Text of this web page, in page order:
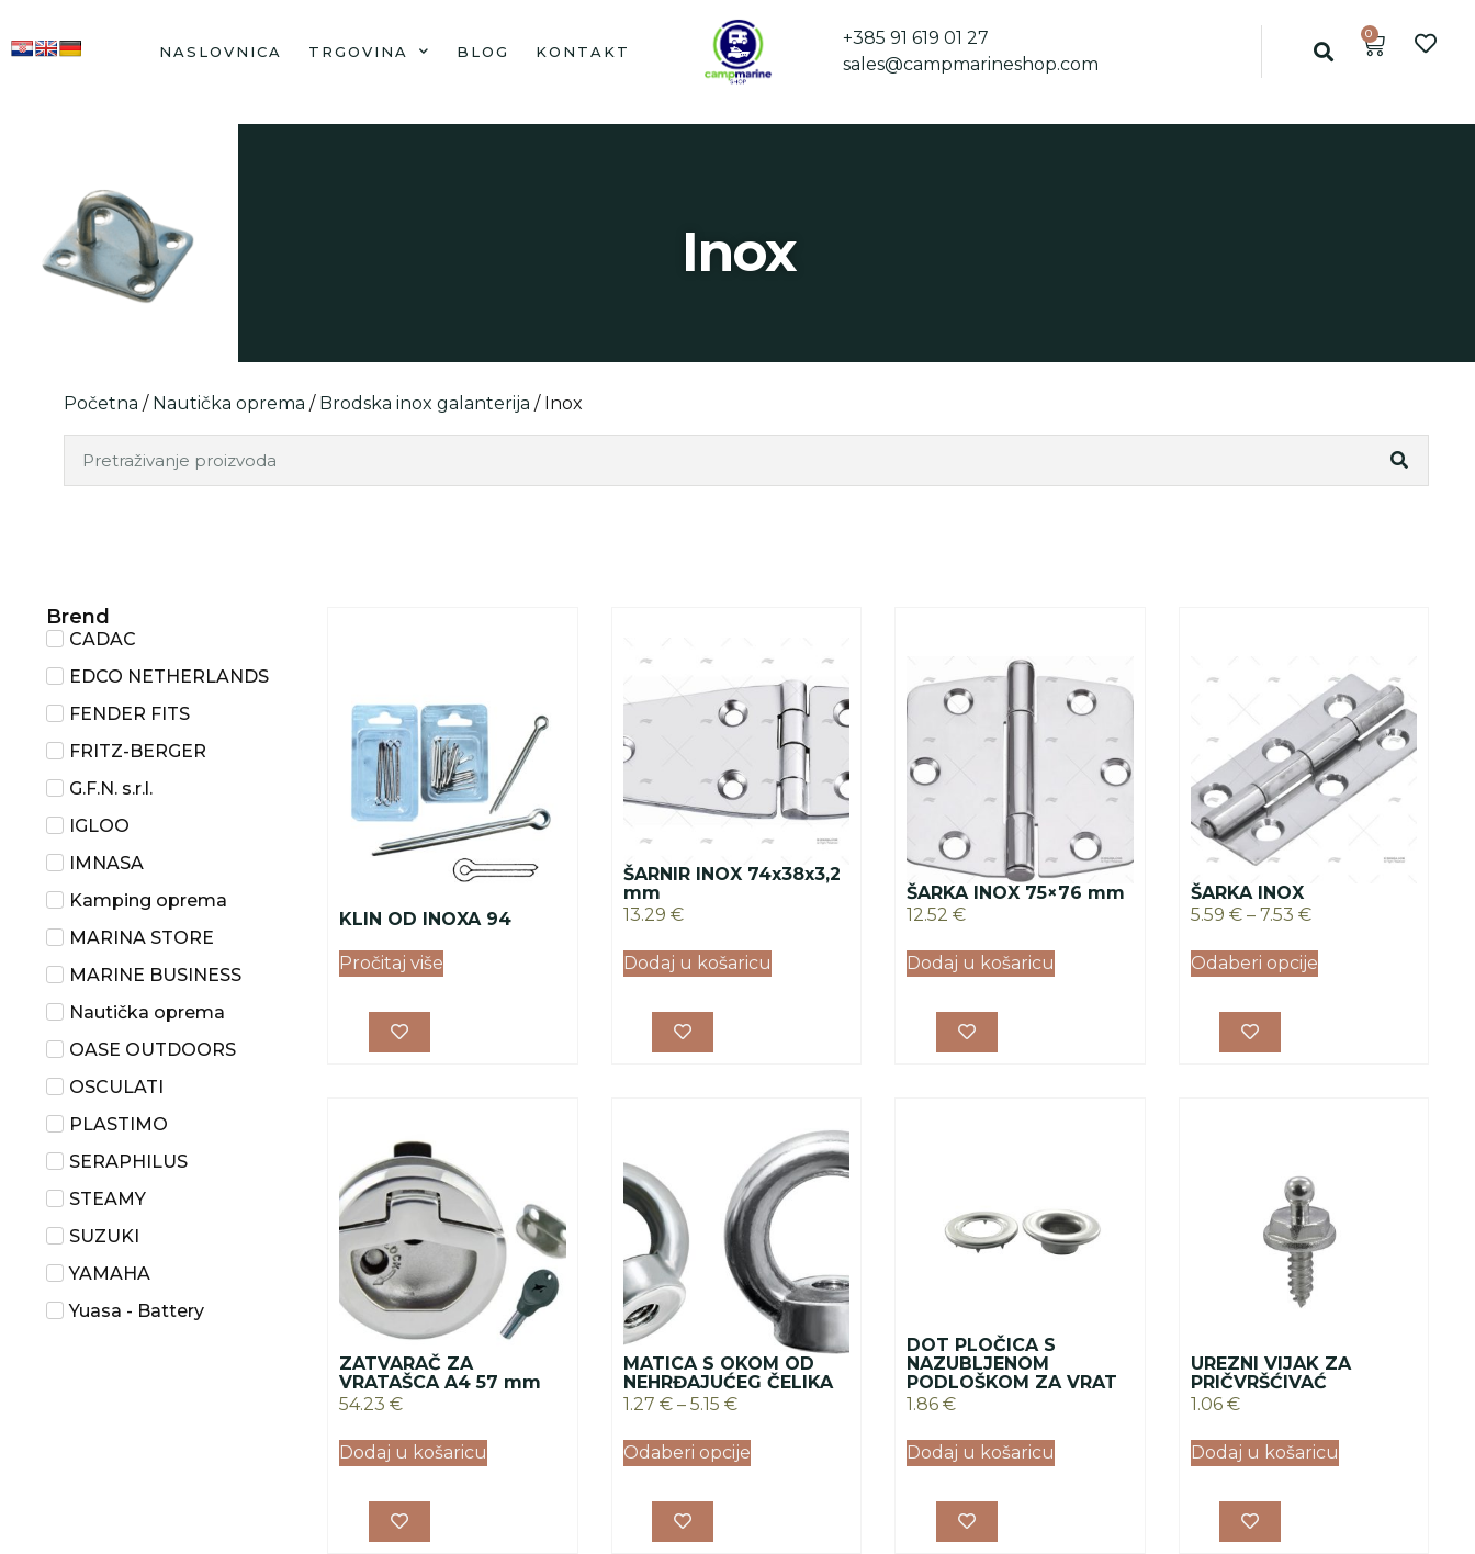
NASLOVNICA TRGOVINA BLOG KONTAKT
+385 91 619 01 27
sales@campmarineshop.com
0
Inox
Početna / Nautička oprema / Brodska inox galanterija / Inox
Brend
CADAC
EDCO NETHERLANDS
FENDER FITS
FRITZ-BERGER
G.F.N. s.r.l.
IGLOO
IMNASA
Kamping oprema
MARINA STORE
MARINE BUSINESS
Nautička oprema
OASE OUTDOORS
OSCULATI
PLASTIMO
SERAPHILUS
STEAMY
SUZUKI
YAMAHA
Yuasa - Battery
KLIN OD INOXA 94
Pročitaj više
ŠARNIR INOX 74x38x3,2
mm
13.29 €
Dodaj u košaricu
ŠARKA INOX 75×76 mm
12.52 €
Dodaj u košaricu
ŠARKA INOX
5.59 € – 7.53 €
Odaberi opcije
ZATVARAČ ZA
VRATAŠCA A4 57 mm
54.23 €
Dodaj u košaricu
MATICA S OKOM OD
NEHRĐAJUĆEG ČELIKA
1.27 € – 5.15 €
Odaberi opcije
DOT PLOČICA S
NAZUBLJENOM
PODLOŠKOM ZA VRAT
1.86 €
Dodaj u košaricu
UREZNI VIJAK ZA
PRIČVRŠĆIVAĆ
1.06 €
Dodaj u košaricu